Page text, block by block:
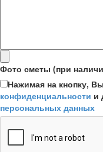
Фото сметы (при
Нажимая на кнопку,
конфиденциальности и
персональных данных